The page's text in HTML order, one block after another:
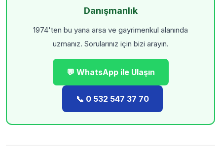
Danışmanlık
1974'ten bu yana arsa ve gayrimenkul alanında
uzmanız. Sorularınız için bizi arayın.
💬 WhatsApp ile Ulaşın
📞 0 532 547 37 70